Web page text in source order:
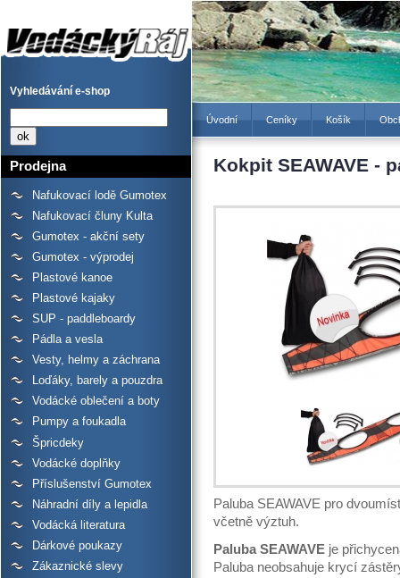
lodí a raftů Gumotex,
kanoí a kajaků - Vodácký
Úvodní Ceníky Košík
Vyhledávání e-shop
Prodejna
Nafukovací lodě Gumotex
Nafukovací čluny Kulta
Gumotex - akční sety
Gumotex - výprodej
Plastové kanoe
Plastové kajaky
SUP - paddleboardy
Pádla a vesla
Vesty, helmy a záchrana
Loďáky, barely a pouzdra
Vodácké oblečení a boty
Pumpy a foukadla
Špricdeky
Vodácké doplňky
Příslušenství Gumotex
Náhradní díly a lepidla
Vodácká literatura
Dárkové poukazy
Zákaznické slevy
Kokpit SEAWAVE -
Paluba SEAWAVE pro
včetně výztuh.
Paluba SEAWAVE je
Paluba neobsahuje krycí